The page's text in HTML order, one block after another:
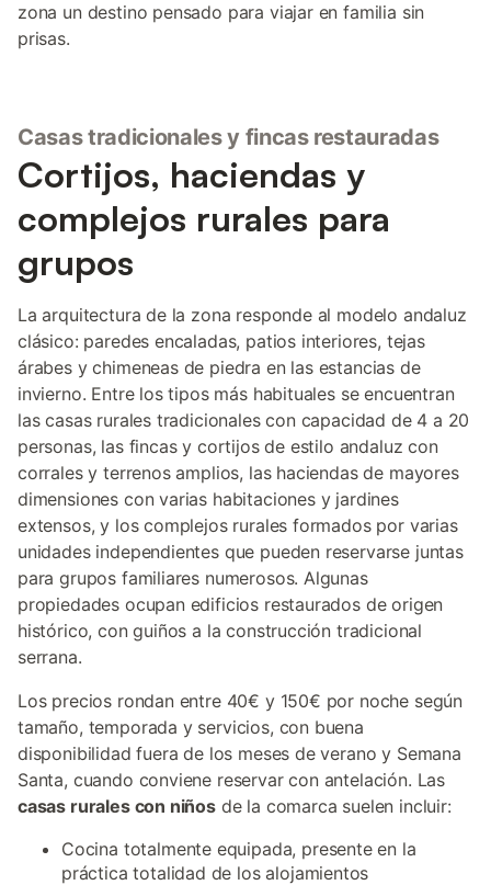
zona un destino pensado para viajar en familia sin
prisas.
Casas tradicionales y fincas restauradas
Cortijos, haciendas y
complejos rurales para
grupos
La arquitectura de la zona responde al modelo andaluz
clásico: paredes encaladas, patios interiores, tejas
árabes y chimeneas de piedra en las estancias de
invierno. Entre los tipos más habituales se encuentran
las casas rurales tradicionales con capacidad de 4 a 20
personas, las fincas y cortijos de estilo andaluz con
corrales y terrenos amplios, las haciendas de mayores
dimensiones con varias habitaciones y jardines
extensos, y los complejos rurales formados por varias
unidades independientes que pueden reservarse juntas
para grupos familiares numerosos. Algunas
propiedades ocupan edificios restaurados de origen
histórico, con guiños a la construcción tradicional
serrana.
Los precios rondan entre 40€ y 150€ por noche según
tamaño, temporada y servicios, con buena
disponibilidad fuera de los meses de verano y Semana
Santa, cuando conviene reservar con antelación. Las
casas rurales con niñosde la comarca suelen incluir:
Cocina totalmente equipada, presente en la
práctica totalidad de los alojamientos